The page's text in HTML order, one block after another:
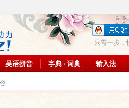
只需一步，
吴语拼音 字典 · 词典 输入法